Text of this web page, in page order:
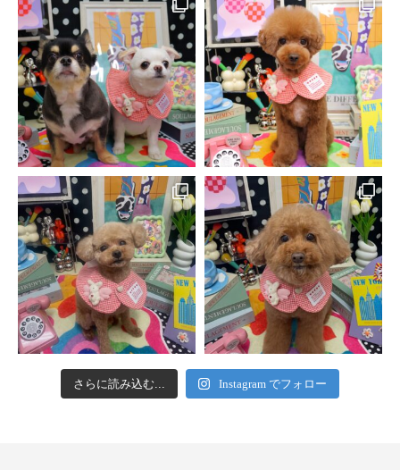
さらに読み込む... Instagram でフォロー